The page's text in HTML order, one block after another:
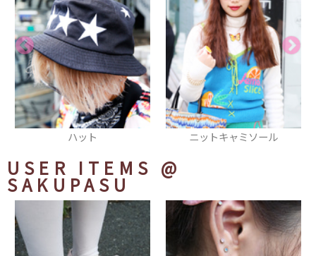
ニットキャミソール キャッ
USER ITEMS @
SAKUPASU